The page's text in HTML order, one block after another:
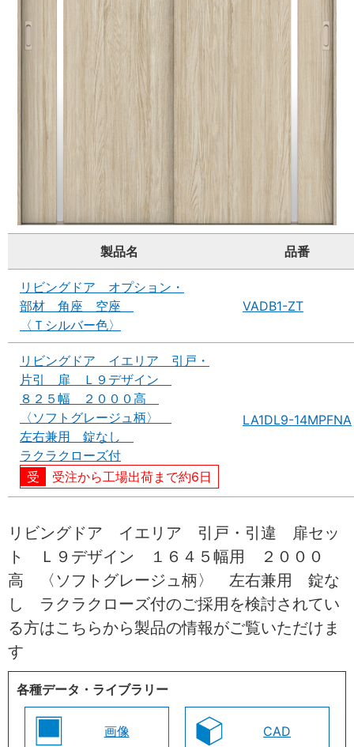
製品名 品番
リビングドア オプション・
部材 角座 空座
〈Ｔシルバー色〉
VADB1-ZT
リビングドア イエリア 引戸・
片引 扉 Ｌ９デザイン
８２５幅 ２０００高
〈ソフトグレージュ柄〉
左右兼用 錠なし
ラクラクローズ付
受注から工場出荷まで約6日
LA1DL9-14MPFNA
リビングドア イエリア 引戸・引違 扉セッ
ト Ｌ９デザイン １６４５幅用 ２０００
高 〈ソフトグレージュ柄〉 左右兼用 錠な
し ラクラクローズ付のご採用を検討されてい
る方はこちらから製品の情報がご覧いただけま
す
各種データ・ライブラリー
画像 CAD